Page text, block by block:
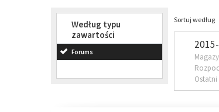
Według typu
zawartości
Forums
Sortuj według